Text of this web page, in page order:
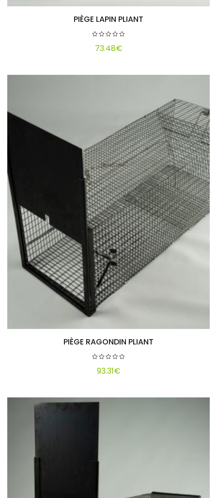
PIÈGE LAPIN PLIANT
73.48€
Ajouter au panier
PIÈGE RAGONDIN PLIANT
93.31€
Ajouter au panier